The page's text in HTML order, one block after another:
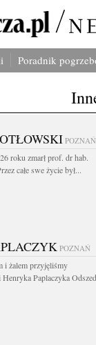
Poradnik
POZNAŃ
roku zmarł prof. dr hab.
całe swe życie był...
POZNAŃ
i żalem przyjęliśmy
Paplaczyka